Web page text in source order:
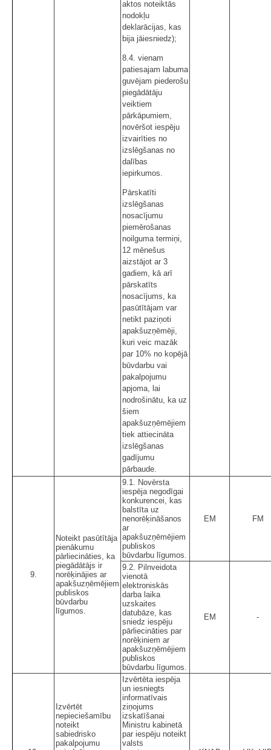
aktos noteiktās
nodokļu
deklarācijas, kas
bija jāiesniedz);
8.4. vienam
patiesajam labuma
guvējam piederošu
piegādātāju
veiktiem
pārkāpumiem,
novēršot iespēju
izvairīties no
izslēgšanas no
dalības
iepirkumos.
Pārskatīti
izslēgšanas
nosacījumu
piemērošanas
noilguma termiņi,
12 mēnešus
aizstājot ar 3
gadiem, kā arī
pārskatīts
nosacījums, ka
pasūtītājam var
netikt paziņoti
apakšuzņēmēji,
kuri veic mazāk
par 10% no kopējā
būvdarbu vai
pakalpojumu
apjoma, lai
nodrošinātu, ka uz
šiem
apakšuzņēmējiem
tiek attiecināta
izslēgšanas
gadījumu
pārbaude.
9.
Noteikt pasūtītāja
pienākumu
pārliecināties, ka
piegādātājs ir
norēķinājies ar
apakšuzņēmējiem
publiskos
būvdarbu
līgumos.
9.1. Novērsta
iespēja negodīgai
konkurencei, kas
balstīta uz
nenorēķināšanos
ar
apakšuzņēmējiem
publiskos
būvdarbu līgumos.
EM FM
9.2. Pilnveidota
vienotā
elektroniskās
darba laika
uzskaites
datubāze, kas
sniedz iespēju
pārliecināties par
norēķiniem ar
apakšuzņēmējiem
publiskos
būvdarbu līgumos.
EM -
Izvērtēt
nepieciešamību
noteikt
sabiedrisko
pakalpojumu
Izvērtēta iespēja
un iesniegts
informatīvais
ziņojums
izskatīšanai
Ministru kabinetā
par iespēju noteikt
valsts